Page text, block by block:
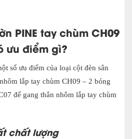
PINE tay chùm CH09
ưu điểm gì?
số ưu điểm của loại cột đèn sân
lắp tay chùm CH09 – 2 bóng
đế gang thân nhôm lắp tay chùm
chất lượng